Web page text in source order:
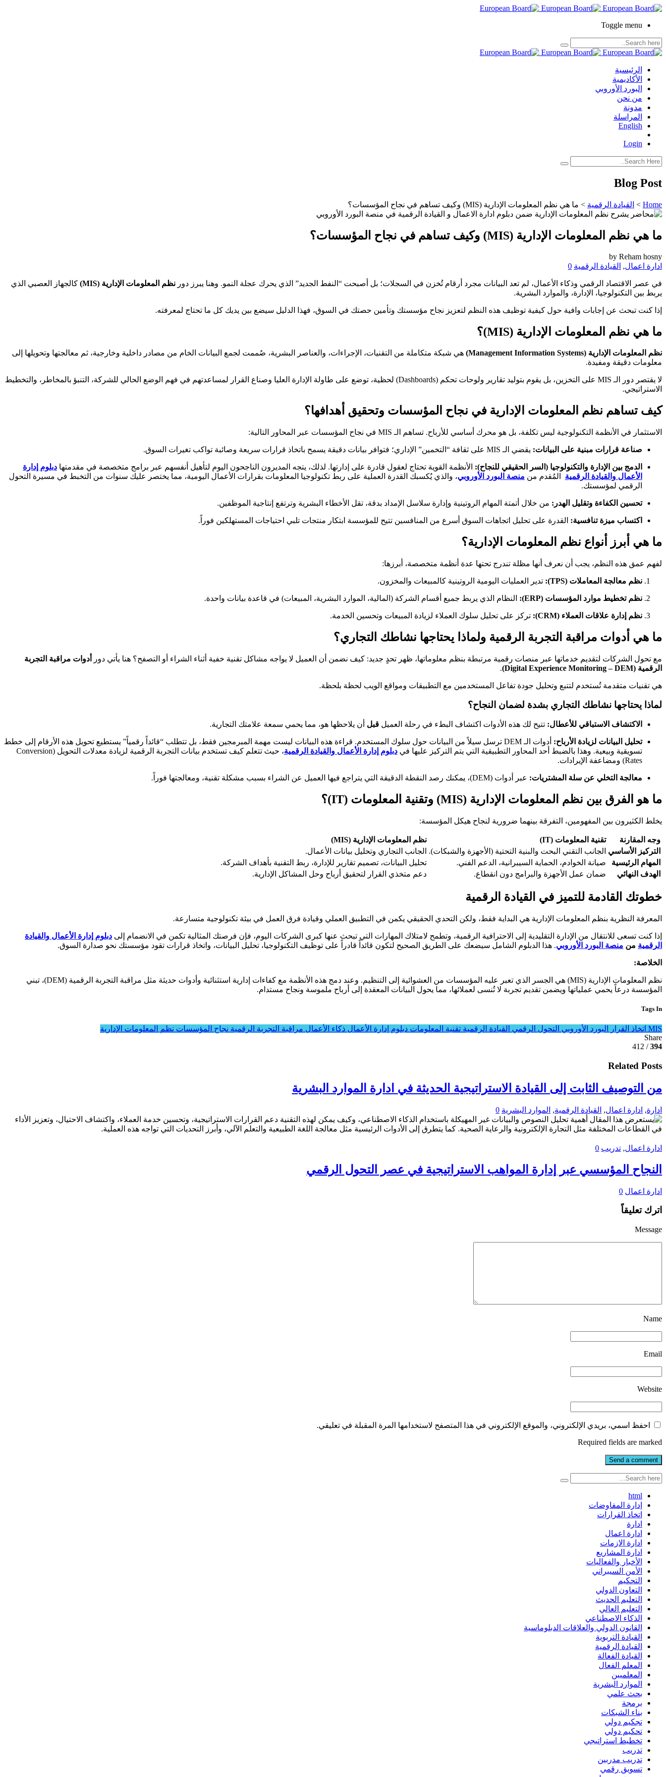
Toggle menu
الرئيسية
الأكاديمية
البورد الأوروبي
من نحن
مدونة
المراسلة
English
Login
Blog Post
Home
> القيادة الرقمية > ما هي نظم المعلومات الإدارية (MIS) وكيف تساهم في نجاح المؤسسات؟
ما هي نظم المعلومات الإدارية (MIS) وكيف تساهم في نجاح المؤسسات؟
by Reham hosny
ادارة اعمال, القيادة الرقمية 0
في عصر الاقتصاد الرقمي وذكاء الأعمال، لم تعد البيانات مجرد أرقام تُخزن في السجلات؛ بل أصبحت “النفط الجديد” الذي يحرك عجلة النمو. وهنا يبرز دور نظم المعلومات الإدارية (MIS)
كالجهاز العصبي الذي
يربط بين التكنولوجيا، الإدارة، والموارد البشرية.
إذا كنت تبحث عن إجابات وافية حول كيفية توظيف هذه النظم لتعزيز نجاح مؤسستك وتأمين حصتك في السوق، فهذا الدليل سيضع بين يديك كل ما تحتاج لمعرفته.
ما هي نظم المعلومات الإدارية (MIS)؟
نظم المعلومات الإدارية (Management Information Systems)
هي شبكة متكاملة من التقنيات، الإجراءات، والعناصر البشرية، صُممت لجمع البيانات الخام من مصادر داخلية وخارجية، ثم معالجتها وتحويلها إلى
معلومات دقيقة ومفيدة.
لا يقتصر دور الـ MIS على التخزين، بل يقوم بتوليد تقارير ولوحات تحكم (Dashboards) لحظية، توضع على طاولة الإدارة العليا وصناع القرار لمساعدتهم في فهم الوضع الحالي للشركة، التنبؤ بالمخاطر، والتخطيط
الاستراتيجي.
كيف تساهم نظم المعلومات الإدارية في نجاح المؤسسات وتحقيق أهدافها؟
الاستثمار في الأنظمة التكنولوجية ليس تكلفة، بل هو محرك أساسي للأرباح. تساهم الـ MIS في نجاح المؤسسات عبر المحاور التالية:
صناعة قرارات مبنية على البيانات: يقضي الـ MIS على ثقافة “التخمين” الإداري؛ فتوافر بيانات دقيقة يسمح باتخاذ قرارات سريعة وصائبة تواكب تغيرات السوق.
الدمج بين الإدارة والتكنولوجيا (السر الحقيقي للنجاح): الأنظمة القوية تحتاج لعقول قادرة على إدارتها. لذلك، يتجه المديرون الناجحون اليوم لتأهيل أنفسهم عبر برامج متخصصة في مقدمتها دبلوم إدارة
الأعمال والقيادة الرقمية المُقدم من منصة البورد الأوروبي، والذي يُكسبك القدرة العملية على ربط تكنولوجيا المعلومات بقرارات الأعمال اليومية، مما يختصر عليك سنوات من التخبط في مسيرة التحول
الرقمي لمؤسستك.
تحسين الكفاءة وتقليل الهدر: من خلال أتمتة المهام الروتينية وإدارة سلاسل الإمداد بدقة، تقل الأخطاء البشرية وترتفع إنتاجية الموظفين.
اكتساب ميزة تنافسية: القدرة على تحليل اتجاهات السوق أسرع من المنافسين تتيح للمؤسسة ابتكار منتجات تلبي احتياجات المستهلكين فوراً.
ما هي أبرز أنواع نظم المعلومات الإدارية؟
لفهم عمق هذه النظم، يجب أن نعرف أنها مظلة تندرج تحتها عدة أنظمة متخصصة، أبرزها:
نظم معالجة المعاملات (TPS): تدير العمليات اليومية الروتينية كالمبيعات والمخزون.
نظم تخطيط موارد المؤسسات (ERP): النظام الذي يربط جميع أقسام الشركة (المالية، الموارد البشرية، المبيعات) في قاعدة بيانات واحدة.
نظم إدارة علاقات العملاء (CRM): تركز على تحليل سلوك العملاء لزيادة المبيعات وتحسين الخدمة.
ما هي أدوات مراقبة التجربة الرقمية ولماذا يحتاجها نشاطك التجاري؟
مع تحول الشركات لتقديم خدماتها عبر منصات رقمية مرتبطة بنظم معلوماتها، ظهر تحدٍ جديد: كيف نضمن أن العميل لا يواجه مشاكل تقنية خفية أثناء الشراء أو التصفح؟ هنا يأتي دور
أدوات مراقبة التجربة
الرقمية (Digital Experience Monitoring – DEM)
.
هي تقنيات متقدمة تُستخدم لتتبع وتحليل جودة تفاعل المستخدمين مع التطبيقات ومواقع الويب لحظة بلحظة.
لماذا يحتاجها نشاطك التجاري بشدة لضمان النجاح؟
الاكتشاف الاستباقي للأعطال: تتيح لك هذه الأدوات اكتشاف البطء في رحلة العميل قبل أن يلاحظها هو، مما يحمي سمعة علامتك التجارية.
تحليل البيانات لزيادة الأرباح:
أدوات الـ DEM ترسل سيلاً من البيانات حول سلوك المستخدم. قراءة هذه البيانات ليست مهمة المبرمجين فقط، بل تتطلب “قائداً رقمياً” يستطيع تحويل هذه الأرقام إلى خطط
تسويقية وبيعية. وهذا بالضبط أحد المحاور التطبيقية التي يتم التركيز عليها في دبلوم إدارة الأعمال والقيادة الرقمية
، حيث تتعلم كيف تستخدم بيانات التجربة الرقمية لزيادة معدلات التحويل (Conversion
Rates) ومضاعفة الإيرادات.
معالجة التخلي عن سلة المشتريات: عبر أدوات (DEM)، يمكنك رصد النقطة الدقيقة التي يتراجع فيها العميل عن الشراء بسبب مشكلة تقنية، ومعالجتها فوراً.
ما هو الفرق بين نظم المعلومات الإدارية (MIS) وتقنية المعلومات (IT)؟
يخلط الكثيرون بين المفهومين، التفرقة بينهما ضرورية لنجاح هيكل المؤسسة:
وجه المقارنة تقنية المعلومات (IT)
نظم المعلومات الإدارية (MIS)
التركيز الأساسي الجانب التقني البحت والبنية التحتية (الأجهزة والشبكات). الجانب التجاري وتحليل بيانات الأعمال.
المهام الرئيسية
صيانة الخوادم، الحماية السيبرانية، الدعم الفني.
تحليل البيانات، تصميم تقارير للإدارة، ربط التقنية بأهداف الشركة.
الهدف النهائي
ضمان عمل الأجهزة والبرامج دون انقطاع. دعم متخذي القرار لتحقيق أرباح وحل المشاكل الإدارية.
خطوتك القادمة للتميز في القيادة الرقمية
المعرفة النظرية بنظم المعلومات الإدارية هي البداية فقط، ولكن التحدي الحقيقي يكمن في التطبيق العملي وقيادة فرق العمل في بيئة تكنولوجية متسارعة.
إذا كنت تسعى للانتقال من الإدارة التقليدية إلى الاحترافية الرقمية، وتطمح لامتلاك المهارات التي تبحث عنها كبرى الشركات اليوم، فإن فرصتك المثالية تكمن في الانضمام إلى دبلوم إدارة الأعمال والقيادة
الرقمية من منصة البورد الأوروبي. هذا الدبلوم الشامل سيضعك على الطريق الصحيح لتكون قائداً قادراً على توظيف التكنولوجيا، تحليل البيانات، واتخاذ قرارات تقود مؤسستك نحو صدارة السوق.
الخلاصة:
نظم المعلومات الإدارية (MIS) هي الجسر الذي تعبر عليه المؤسسات من العشوائية إلى التنظيم. وعند دمج هذه الأنظمة مع كفاءات إدارية استثنائية وأدوات حديثة مثل مراقبة التجربة الرقمية (DEM)، تبني
المؤسسة درعاً يحمي عملياتها ويضمن تقديم تجربة لا تُنسى لعملائها، مما يحول البيانات المعقدة إلى أرباح ملموسة ونجاح مستدام.
Tags In
MIS اتخاذ القرار البورد الأوروبي التحول الرقمي القيادة الرقمية تقنية المعلومات دبلوم إدارة الأعمال ذكاء الأعمال مراقبة التجربة الرقمية نجاح المؤسسات نظم المعلومات الإدارية
Share
394
/ 412
Related Posts
من التوصيف الثابت إلى القيادة الاستراتيجية الحديثة في ادارة الموارد البشرية
ادارة, ادارة اعمال, القيادة الرقمية, الموارد البشرية 0
ادارة اعمال, تدريب 0
النجاح المؤسسي عبر إدارة المواهب الاستراتيجية في عصر التحول الرقمي
ادارة اعمال 0
اترك تعليقاً
Message
Name
Email
Website
احفظ اسمي، بريدي الإلكتروني، والموقع الإلكتروني في هذا المتصفح لاستخدامها المرة المقبلة في تعليقي.
Required fields are marked
html
إدارة المفاوضات
اتخاذ القرارات
ادارة
ادارة اعمال
ادارة الازمات
ادارة المشاريع
الأخبار والفعاليات
الأمن السيبراني
التحكيم
التعاون الدولي
التعليم الحديث
التعليم العالي
الذكاء الاصطناعي
القانون الدولي والعلاقات الدبلوماسية
القيادة التربوية
القيادة الرقمية
القيادة الفعالة
المعلم الفعال
المعلميين
الموارد البشرية
بحث علمي
برمجة
بناء الشبكات
تجكيم دولي
تحكيم دولي
تخطيط استراتيجي
تدريب
تدريب مدربين
تسويق رقمي